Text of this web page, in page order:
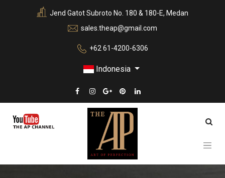
Jend Gatot Subroto No. 180 & 180-E, Medan
sales.theap@gmail.com
+62 61-4200-6306
Indonesia